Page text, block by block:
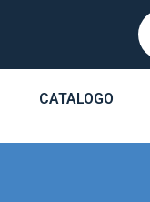
CATALOGO